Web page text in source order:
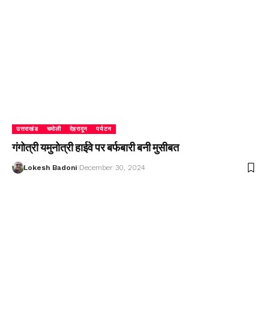
उत्तराखंड चमोली देहरादून पर्यटन
गंगोत्री यमुनोत्री हाईवे पर बर्फबारी बनी मुसीबत
Lokesh Badoni December 30, 2024